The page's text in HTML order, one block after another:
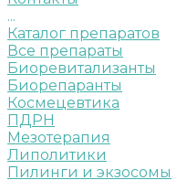
...
Каталог препаратов
Все препараты
Биоревитализанты
Биорепаранты
Космецевтика
ПДРН
Мезотерапия
Липолитики
Пилинги и экзосомы